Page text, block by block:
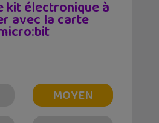
kit électronique à
avec la carte
MOYEN